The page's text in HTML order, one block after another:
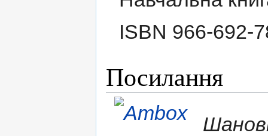
ISBN 966-692-
Посилання